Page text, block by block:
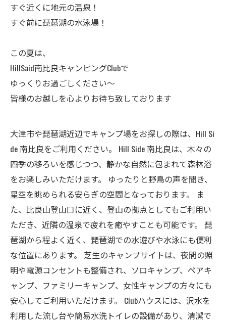
すぐ近くに地元の温泉！
すぐ前に琵琶湖の水泳場！
この夏は、
HillSaid南比良キャンピングClubで
ゆっくりお過ごしください～
皆様のお越しを心よりお待ち致しております
大津市や琵琶湖近辺でキャンプ場をお探しの際は、Hill Si
de 南比良をご利用ください。 Hill Side 南比良は、木々の
四季の移ろいを感じつつ、静かな自然に包まれて森林浴
をお楽しみいただけます。 ゆったりと野鳥の声を聞き、
星空を眺められる安らぎの空間となっております。 ま
た、比良山登山口に近く、登山の拠点としてもご利用い
ただき、近隣の温泉で疲れを癒やすことも可能です。 琵
琶湖から程よく近く、琵琶湖での水遊びや水泳にも便利
な位置にあります。 芝生のキャンプサイトは、夜間の照
明や電源コンセントも整備され、ソロキャンプ、ペアキ
ャンプ、ファミリーキャンプ、女性キャンプの方々にも
安心してご利用いただけます。 Clubハウスには、沢水を
利用した流し台や簡易水洗トイレの設備があり、清潔で